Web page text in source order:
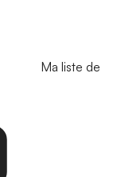
Ma liste de